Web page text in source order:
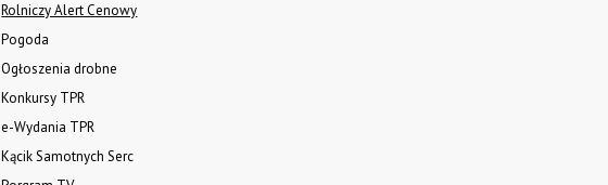
Rolniczy Alert Cenowy
Pogoda
Ogłoszenia drobne
Konkursy TPR
e-Wydania TPR
Kącik Samotnych Serc